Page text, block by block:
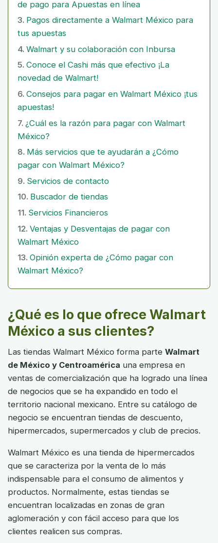
de pago para Apuestas en línea
Pagos directamente a Walmart México para
tus apuestas
Walmart y su colaboración con Inbursa
Conoce el Cashi más que efectivo ¡La
novedad de Walmart!
Consejos para pagar en Walmart México ¡tus
apuestas!
¿Cuál es la razón para pagar con Walmart
México?
Más servicios que te ayudarán a ¿Cómo
pagar con Walmart México?
Servicios de contacto
Buscador de tiendas
Servicios Financieros
Ventajas y Desventajas de pagar con
Walmart México
Opinión experta de ¿Cómo pagar con
Walmart México?
¿Qué es lo que ofrece Walmart
México a sus clientes?
Las tiendas Walmart México forma parte Walmart
de México y Centroamérica una empresa en
ventas de comercialización que ha logrado una línea
de negocios que se ha expandido en todo el
territorio nacional mexicano. Entre su catálogo de
negocio se encuentran tiendas de descuento,
hipermercados, supermercados y club de precios.
Walmart México es una tienda de hipermercados
que se caracteriza por la venta de lo más
indispensable para el consumo de alimentos y
productos. Normalmente, estas tiendas se
encuentran localizadas en zonas de gran
aglomeración y con fácil acceso para que los
clientes realicen sus compras.